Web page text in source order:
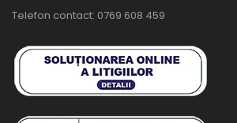
Telefon contact: 0769 608 459